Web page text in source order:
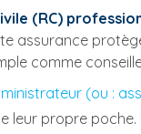
(RC)
assurance
comme
(ou :
leur propre